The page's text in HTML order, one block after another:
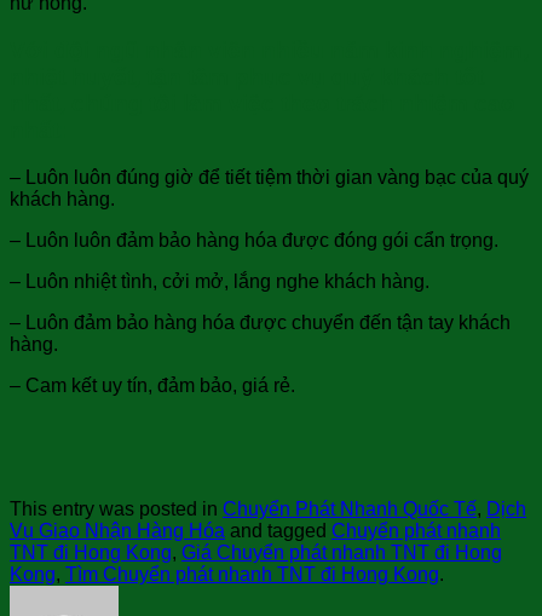
– Luôn luôn đúng giờ để tiết tiệm thời gian vàng bạc của quý
khách hàng.
– Luôn luôn đảm bảo hàng hóa được đóng gói cẩn trọng.
– Luôn nhiệt tình, cởi mở, lắng nghe khách hàng.
– Luôn đảm bảo hàng hóa được chuyển đến tận tay khách
hàng.
– Cam kết uy tín, đảm bảo, giá rẻ.
This entry was posted in Chuyển Phát Nhanh Quốc Tế, Dịch
Vụ Giao Nhận Hàng Hóa and tagged Chuyển phát nhanh
TNT đi Hong Kong, Giá Chuyển phát nhanh TNT đi Hong
Kong, Tìm Chuyển phát nhanh TNT đi Hong Kong.